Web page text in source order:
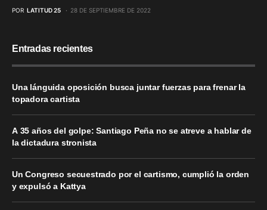
POR LATITUD 25 28 DE SEPTIEMBRE DE 2022
Entradas recientes
Una lánguida oposición busca juntar fuerzas para frenar la
topadora cartista
A 35 años del golpe: Santiago Peña no se atreve a hablar de
la dictadura stronista
Un Congreso secuestrado por el cartismo, cumplió la orden
y expulsó a Kattya